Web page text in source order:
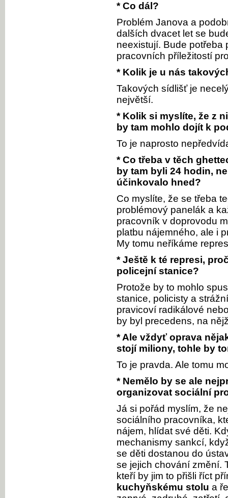
* Co dál?
Problém Janova a
dalších dvacet let se
neexistují. Bude
pracovních příležitostí
* Kolik je u nás
Takových sídlišť je
největší.
* Kolik si myslíte, že z
by tam mohlo dojít k
To je naprosto
* Co třeba v těch
by tam byli 24 hodin,
účinkovalo hned?
Co myslíte, že se třeba
problémový panelák a
pracovník v doprovodu
platbu nájemného, ale i
My tomu neříkáme
* Ještě k té represi,
policejní stanice?
Protože by to mohlo
stanice, policisty a
pravicoví radikálové
by byl precedens, na
* Ale vždyť oprava
stojí miliony, tohle by
To je pravda. Ale tomu
* Nemělo by se ale
organizovat sociální
Já si pořád myslím, že
sociálního pracovníka,
nájem, hlídat své děti.
mechanismy sankcí,
se děti dostanou do
se jejich chování změní.
kteří by jim to přišli říct
kuchyňskému stolu a